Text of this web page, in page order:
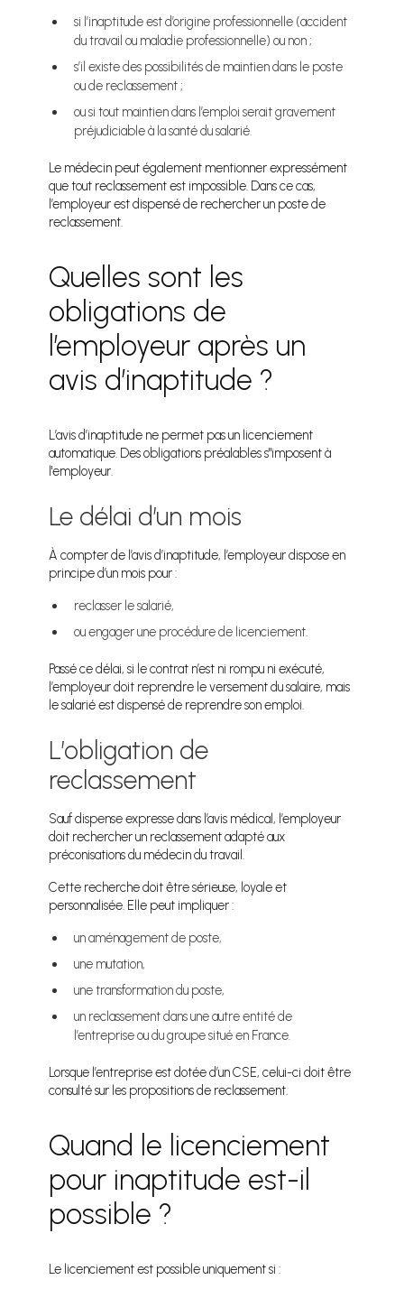
si l’inaptitude est d’origine professionnelle (accident
du travail ou maladie professionnelle) ou non ;
s’il existe des possibilités de maintien dans le poste
ou de reclassement ;
ou si tout maintien dans l’emploi serait gravement
préjudiciable à la santé du salarié.
Le médecin peut également mentionner expressément
que tout reclassement est impossible. Dans ce cas,
l’employeur est dispensé de rechercher un poste de
reclassement.
Quelles sont les
obligations de
l’employeur après un
avis d’inaptitude ?
L’avis d’inaptitude ne permet pas un licenciement
automatique. Des obligations préalables s"imposent à
l'employeur.
Le délai d’un mois
À compter de l’avis d’inaptitude, l’employeur dispose en
principe d’un mois pour :
reclasser le salarié,
ou engager une procédure de licenciement.
Passé ce délai, si le contrat n’est ni rompu ni exécuté,
l’employeur doit reprendre le versement du salaire, mais
le salarié est dispensé de reprendre son emploi.
L’obligation de
reclassement
Sauf dispense expresse dans l’avis médical, l’employeur
doit rechercher un reclassement adapté aux
préconisations du médecin du travail.
Cette recherche doit être sérieuse, loyale et
personnalisée. Elle peut impliquer :
un aménagement de poste,
une mutation,
une transformation du poste,
un reclassement dans une autre entité de
l’entreprise ou du groupe situé en France.
Lorsque l’entreprise est dotée d’un CSE, celui-ci doit être
consulté sur les propositions de reclassement.
Quand le licenciement
pour inaptitude est-il
possible ?
Le licenciement est possible uniquement si :